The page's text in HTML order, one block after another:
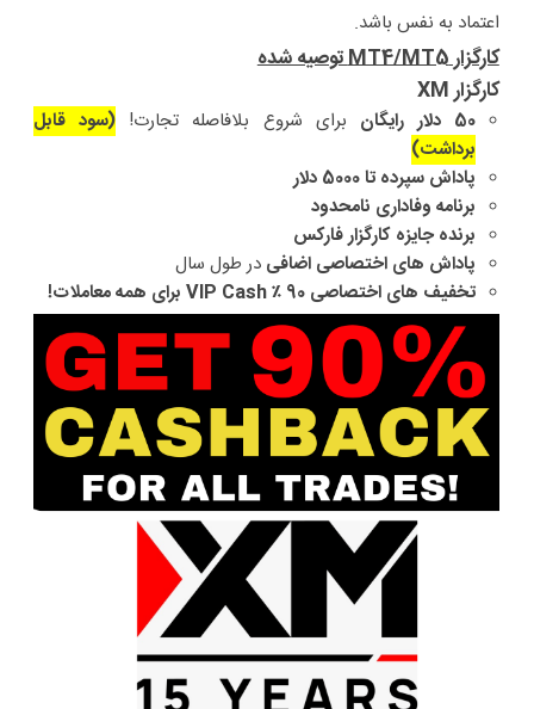
اعتماد به نفس باشد.
کارگزار MT4/MT5 توصیه شده
کارگزار XM
50 دلار رایگان برای شروع بلافاصله تجارت! (سود قابل
برداشت)
پاداش سپرده تا 5000 دلار
برنامه وفاداری نامحدود
برنده جایزه کارگزار فارکس
پاداش های اختصاصی اضافی در طول سال
تخفیف های اختصاصی 90 ٪ VIP Cash برای همه معاملات!